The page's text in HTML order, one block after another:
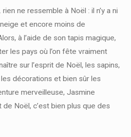
ne ressemble à Noël : il n’y a ni
et encore moins de
à l’aide de son tapis magique,
les pays où l’on fête vraiment
sur l’esprit de Noël, les sapins,
décorations et bien sûr les
merveilleuse, Jasmine
de Noël, c’est bien plus que des